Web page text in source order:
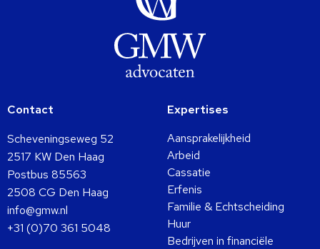
Contact
Scheveningseweg 52
2517 KW Den Haag
Postbus 85563
2508 CG Den Haag
info@gmw.nl
+31 (0)70 361 5048
Expertises
Aansprakelijkheid
Arbeid
Cassatie
Erfenis
Familie & Echtscheiding
Huur
Bedrijven in financiële